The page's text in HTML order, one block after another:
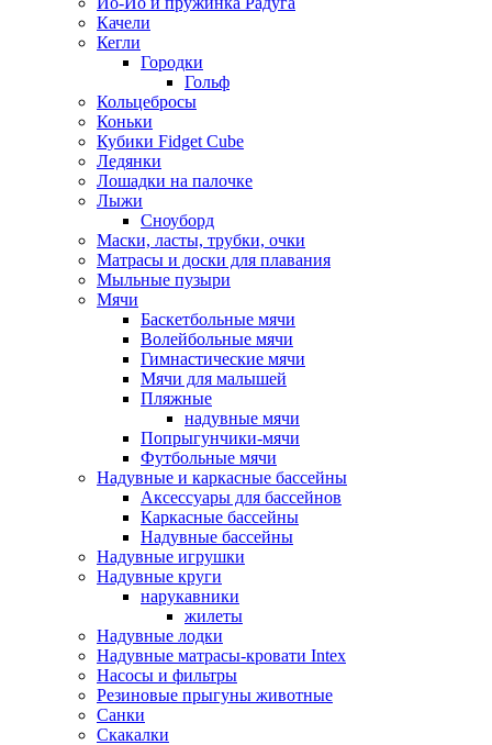
Качели
Кегли
Городки
Гольф
Кольцебросы
Коньки
Кубики Fidget Cube
Ледянки
Лошадки на палочке
Лыжи
Сноуборд
Маски, ласты, трубки, очки
Матрасы и доски для плавания
Мыльные пузыри
Мячи
Баскетбольные мячи
Волейбольные мячи
Гимнастические мячи
Мячи для малышей
Пляжные
надувные мячи
Попрыгунчики-мячи
Футбольные мячи
Надувные и каркасные бассейны
Аксессуары для бассейнов
Каркасные бассейны
Надувные бассейны
Надувные игрушки
Надувные круги
нарукавники
жилеты
Надувные лодки
Надувные матрасы-кровати Intex
Насосы и фильтры
Резиновые прыгуны животные
Санки
Скакалки